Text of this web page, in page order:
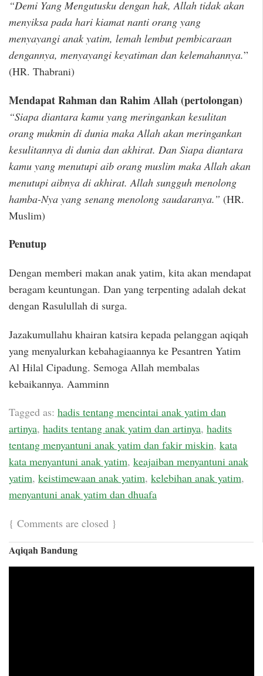
“Demi Yang Mengutusku dengan hak, Allah tidak akan
menyiksa pada hari kiamat nanti orang yang
menyayangi anak yatim, lemah lembut pembicaraan
dengannya, menyayangi keyatiman dan kelemahannya.”
(HR. Thabrani)
Mendapat Rahman dan Rahim Allah (pertolongan)
“Siapa diantara kamu yang meringankan kesulitan
orang mukmin di dunia maka Allah akan meringankan
kesulitannya di dunia dan akhirat. Dan Siapa diantara
kamu yang menutupi aib orang muslim maka Allah akan
menutupi aibnya di akhirat. Allah sungguh menolong
hamba-Nya yang senang menolong saudaranya.” (HR.
Muslim)
Penutup
Dengan memberi makan anak yatim, kita akan mendapat
beragam keuntungan. Dan yang terpenting adalah dekat
dengan Rasulullah di surga.
Jazakumullahu khairan katsira kepada pelanggan aqiqah
yang menyalurkan kebahagiaannya ke Pesantren Yatim
Al Hilal Cipadung. Semoga Allah membalas
kebaikannya. Aamminn
Tagged as: hadis tentang mencintai anak yatim dan
artinya, hadits tentang anak yatim dan artinya, hadits
tentang menyantuni anak yatim dan fakir miskin, kata
kata menyantuni anak yatim, keajaiban menyantuni anak
yatim, keistimewaan anak yatim, kelebihan anak yatim,
menyantuni anak yatim dan dhuafa
{ Comments are closed }
Aqiqah Bandung